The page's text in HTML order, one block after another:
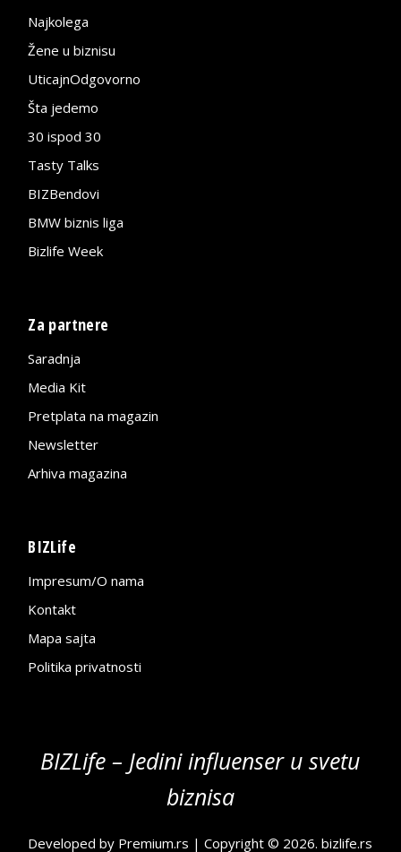
Najkolega
Žene u biznisu
UticajnOdgovorno
Šta jedemo
30 ispod 30
Tasty Talks
BIZBendovi
BMW biznis liga
Bizlife Week
Za partnere
Saradnja
Media Kit
Pretplata na magazin
Newsletter
Arhiva magazina
BIZLife
Impresum/O nama
Kontakt
Mapa sajta
Politika privatnosti
BIZLife – Jedini influenser u svetu
biznisa
Developed by Premium.rs | Copyright © 2026.bizlife.rs